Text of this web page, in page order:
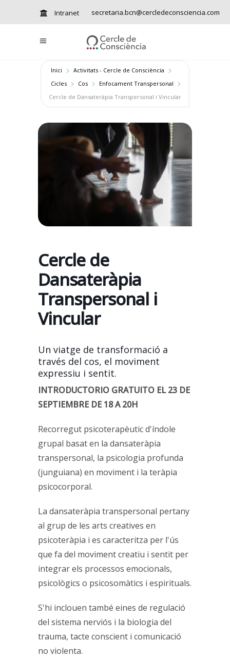
Intranet secretaria.bcn@cercledeconsciencia.com
Inici
Activitats - Cercle de Consciència
Cicles
Cos
Enfocament Transpersonal
Cercle de Dansateràpia Transpersonal i Vincular
Cercle de
Dansateràpia
Transpersonal i
Vincular
Un viatge de transformació a
través del cos, el moviment
expressiu i sentit.
INTRODUCTORIO GRATUITO EL 23 DE
SEPTIEMBRE DE 18 A 20H
Recorregut psicoterapèutic d'índole
grupal basat en la dansateràpia
transpersonal, la psicologia profunda
(junguiana) en moviment i la teràpia
psicocorporal.
La dansateràpia transpersonal pertany
al grup de les arts creatives en
psicoteràpia i es caracteritza per l'ús
que fa del moviment creatiu i sentit per
integrar els processos emocionals,
psicològics o psicosomàtics i espirituals.
S'hi inclouen també eines de regulació
del sistema nerviós i la biologia del
trauma, tacte conscient i comunicació
no violenta.